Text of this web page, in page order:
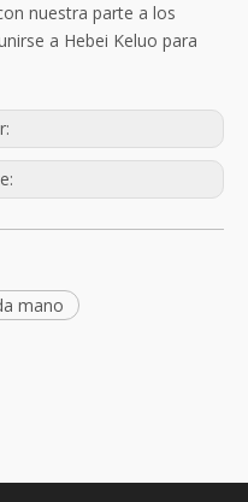
nuestra parte a los
a Hebei Keluo para
mano